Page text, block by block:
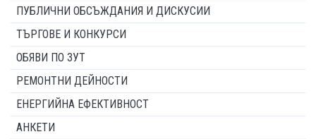
ПУБЛИЧНИ ОБСЪЖДАНИЯ И ДИСКУСИИ
ТЪРГОВЕ И КОНКУРСИ
ОБЯВИ ПО ЗУТ
РЕМОНТНИ ДЕЙНОСТИ
ЕНЕРГИЙНА ЕФЕКТИВНОСТ
АНКЕТИ